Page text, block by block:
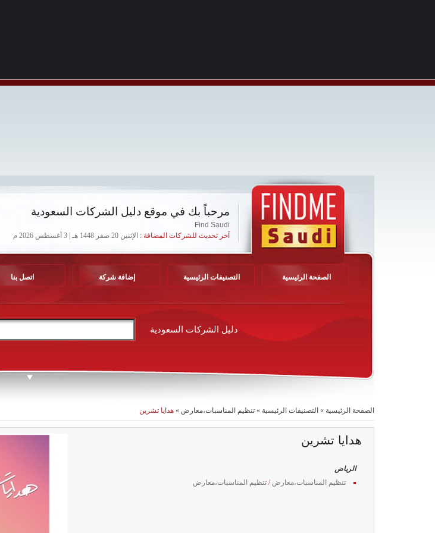
مرحباً بك في موقع دليل الشركات السعودية
Find Saudi
آخر تحديث للشركات المضافة : الإثنين 20 صفر 1448 هـ | 3 أغسطس 2026 م
الصفحة الرئيسية التصنيفات الرئيسية إضافة شركة اتصل بنا
دليل الشركات السعودية
الصفحة الرئيسية » التصنيفات الرئيسية » تنظيم المناسبات،معارض » هدايا تشرين
هدايا تشرين
الرياض
تنظيم المناسبات،معارض / تنظيم المناسبات،معارض